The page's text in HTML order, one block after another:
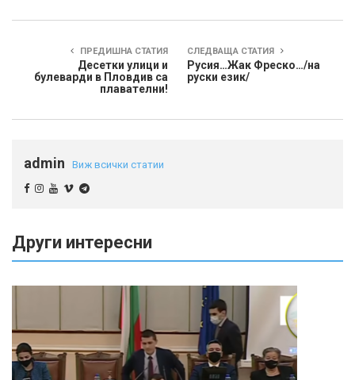
ПРЕДИШНА СТАТИЯ
Десетки улици и
булеварди в Пловдив са
плавателни!
СЛЕДВАЩА СТАТИЯ
Русия…Жак Фреско…/на
руски език/
admin Виж всички статии
Други интересни